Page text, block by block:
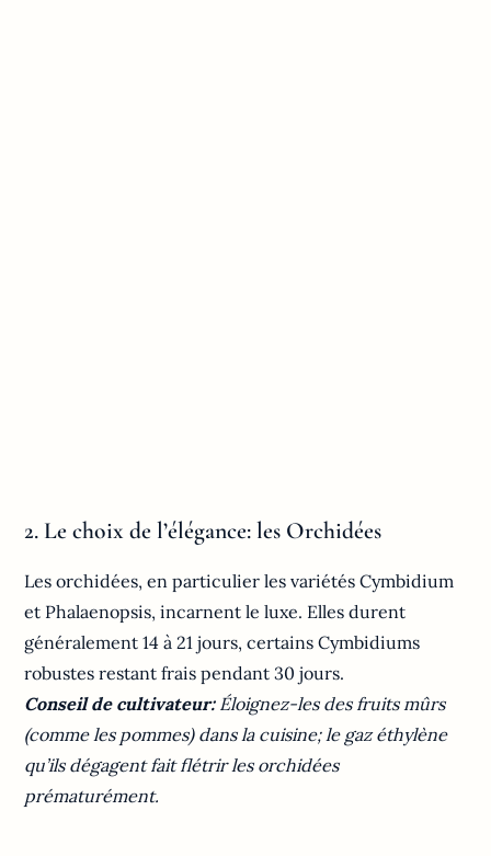
2. Le choix de l’élégance: les Orchidées
Les orchidées, en particulier les variétés Cymbidium
et Phalaenopsis, incarnent le luxe. Elles durent
généralement 14 à 21 jours, certains Cymbidiums
robustes restant frais pendant 30 jours.
Conseil de cultivateur:Éloignez-les des fruits mûrs
(comme les pommes) dans la cuisine; le gaz éthylène
qu’ils dégagent fait flétrir les orchidées
prématurément.